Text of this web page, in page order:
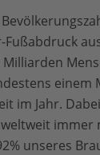
Fußabdruck
einem
im Jahr.
immer
unseres